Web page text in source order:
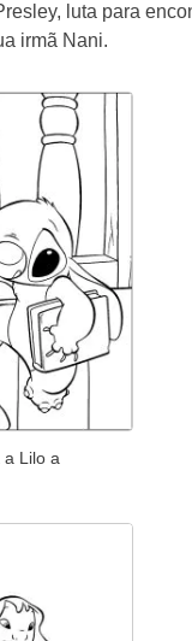
luta para
irmã Nani.
a Lilo a